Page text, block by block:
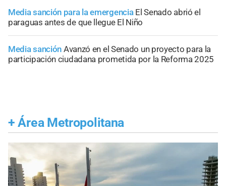
Media sanción para la emergencia El Senado abrió el
paraguas antes de que llegue El Niño
Media sanción Avanzó en el Senado un proyecto para la
participación ciudadana prometida por la Reforma 2025
+ Área Metropolitana